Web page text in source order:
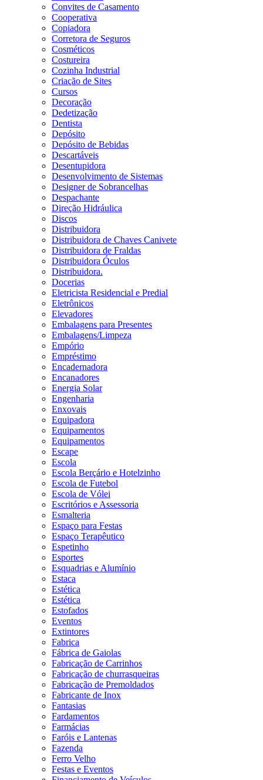
Convites de Casamento
Cooperativa
Copiadora
Corretora de Seguros
Cosméticos
Costureira
Cozinha Industrial
Criação de Sites
Cursos
Decoração
Dedetização
Dentista
Depósito
Depósito de Bebidas
Descartáveis
Desentupidora
Desenvolvimento de Sistemas
Designer de Sobrancelhas
Despachante
Direção Hidráulica
Discos
Distribuidora
Distribuidora de Chaves Canivete
Distribuidora de Fraldas
Distribuidora Óculos
Distribuidora.
Docerias
Eletricista Residencial e Predial
Eletrônicos
Elevadores
Embalagens para Presentes
Embalagens/Limpeza
Empório
Empréstimo
Encadernadora
Encanadores
Energia Solar
Engenharia
Enxovais
Equipadora
Equipamentos
Equipamentos
Escape
Escola
Escola Berçário e Hotelzinho
Escola de Futebol
Escola de Vólei
Escritórios e Assessoria
Esmalteria
Espaço para Festas
Espaço Terapêutico
Espetinho
Esportes
Esquadrias e Alumínio
Estaca
Estética
Estética
Estofados
Eventos
Extintores
Fabrica
Fábrica de Gaiolas
Fabricação de Carrinhos
Fabricação de churrasqueiras
Fabricação de Premoldados
Fabricante de Inox
Fantasias
Fardamentos
Farmácias
Faróis e Lantenas
Fazenda
Ferro Velho
Festas e Eventos